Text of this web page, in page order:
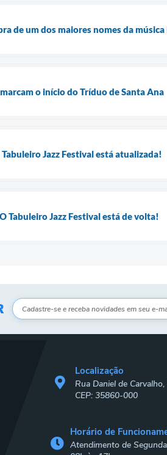
de um dos maiores nomes da
o início do Tríduo de Santa Ana
Jazz Festival está atualizada!
Tabuleiro Jazz Festival está de volta!
Localização
Rua Daniel de
CEP: 35860-000
Horário de
Atendimento de